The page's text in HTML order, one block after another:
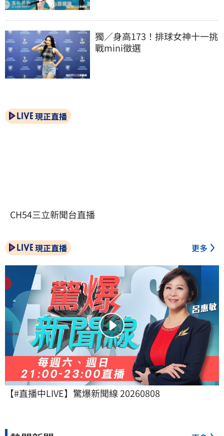
獨／身高173！排球女神十一挑
戰mini徵選
現正直播
CH54三立新聞台直播
現正直播 更多
【#直播中LIVE】驚爆新聞線 20260808